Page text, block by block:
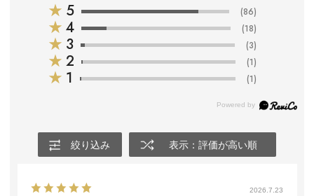
★ 5 (86)
★ 4 (18)
★ 3 (3)
★ 2 (1)
★ 1 (1)
絞り込み 表示：評価が高い順
2026.7.23